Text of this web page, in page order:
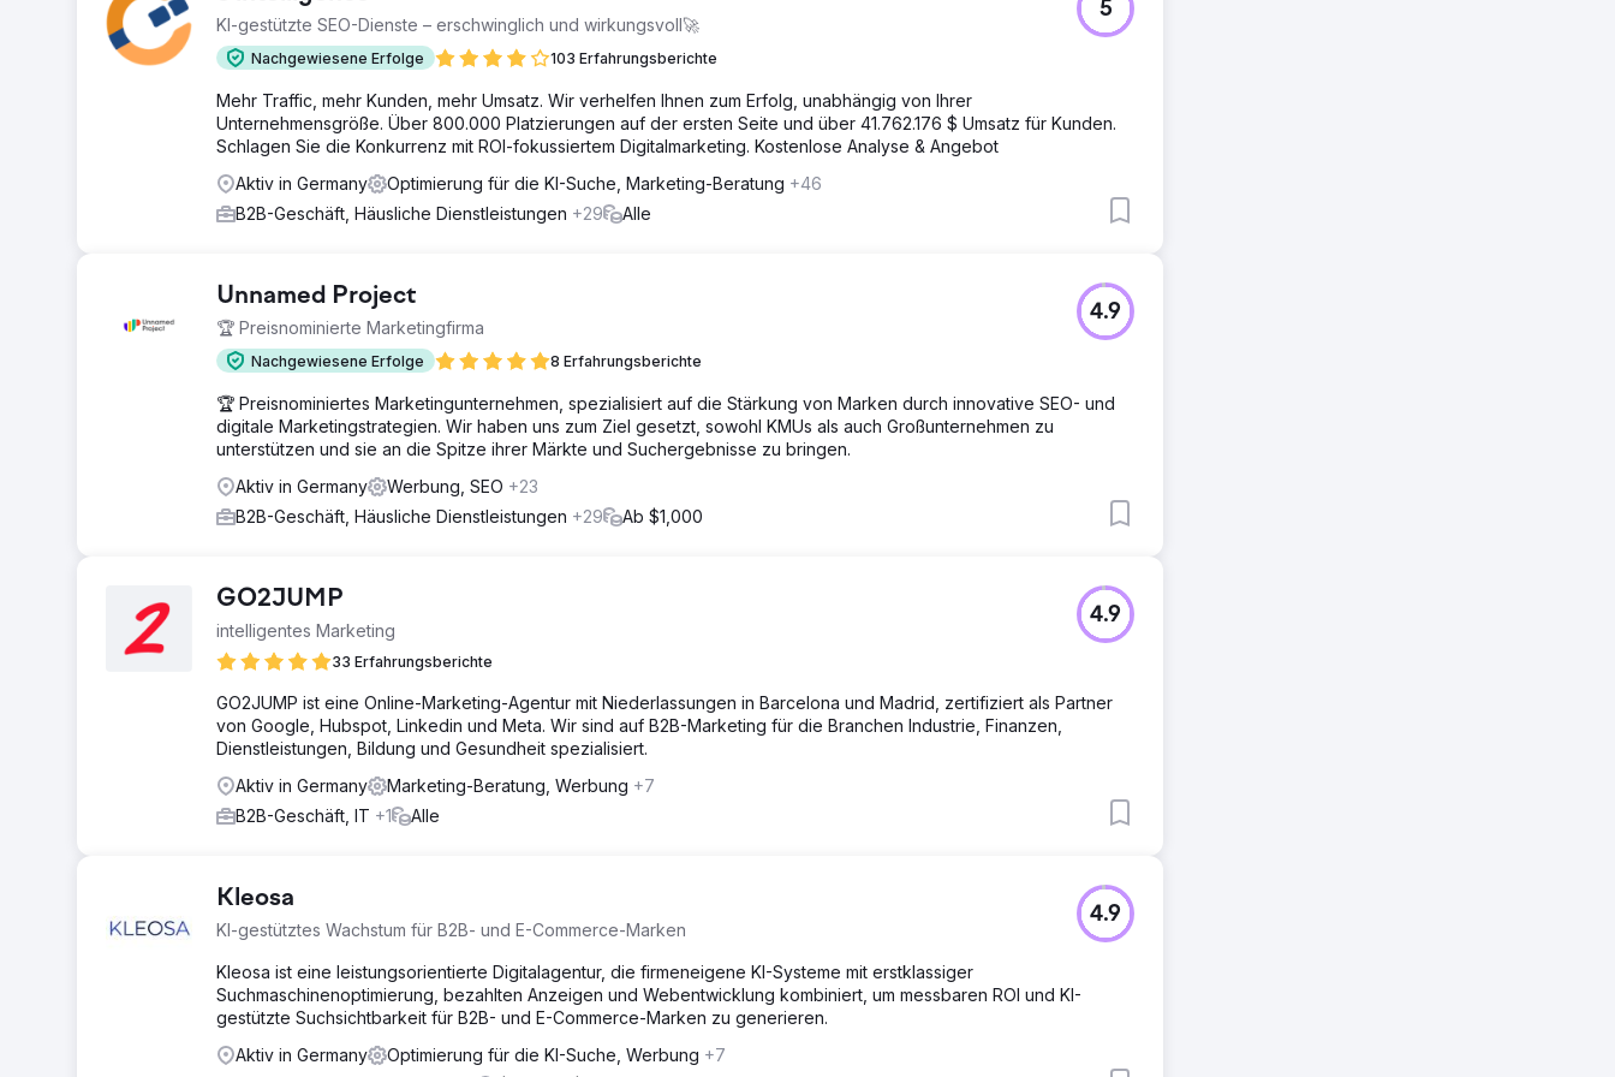
KI-gestützte SEO-Dienste – erschwinglich und wirkungsvoll🚀
Nachgewiesene Erfolge 103 Erfahrungsberichte
5
Mehr Traffic, mehr Kunden, mehr Umsatz. Wir verhelfen Ihnen zum Erfolg, unabhängig von Ihrer
Unternehmensgröße. Über 800.000 Platzierungen auf der ersten Seite und über 41.762.176 $ Umsatz für Kunden.
Schlagen Sie die Konkurrenz mit ROI-fokussiertem Digitalmarketing. Kostenlose Analyse & Angebot
Aktiv in Germany
Optimierung für die KI-Suche, Marketing-Beratung +46
B2B-Geschäft, Häusliche Dienstleistungen +29 Alle
Unnamed Project
🏆 Preisnominierte Marketingfirma
Nachgewiesene Erfolge 8 Erfahrungsberichte
4.9
🏆 Preisnominiertes Marketingunternehmen, spezialisiert auf die Stärkung von Marken durch innovative SEO- und
digitale Marketingstrategien. Wir haben uns zum Ziel gesetzt, sowohl KMUs als auch Großunternehmen zu
unterstützen und sie an die Spitze ihrer Märkte und Suchergebnisse zu bringen.
Aktiv in Germany
Werbung, SEO +23
B2B-Geschäft, Häusliche Dienstleistungen +29 Ab $1,000
GO2JUMP
intelligentes Marketing
33 Erfahrungsberichte
4.9
GO2JUMP ist eine Online-Marketing-Agentur mit Niederlassungen in Barcelona und Madrid, zertifiziert als Partner
von Google, Hubspot, Linkedin und Meta. Wir sind auf B2B-Marketing für die Branchen Industrie, Finanzen,
Dienstleistungen, Bildung und Gesundheit spezialisiert.
Aktiv in Germany
Marketing-Beratung, Werbung +7
B2B-Geschäft, IT +1 Alle
Kleosa
KI-gestütztes Wachstum für B2B- und E-Commerce-Marken
4.9
Kleosa ist eine leistungsorientierte Digitalagentur, die firmeneigene KI-Systeme mit erstklassiger
Suchmaschinenoptimierung, bezahlten Anzeigen und Webentwicklung kombiniert, um messbaren ROI und KI-
gestützte Suchsichtbarkeit für B2B- und E-Commerce-Marken zu generieren.
Aktiv in Germany
Optimierung für die KI-Suche, Werbung +7